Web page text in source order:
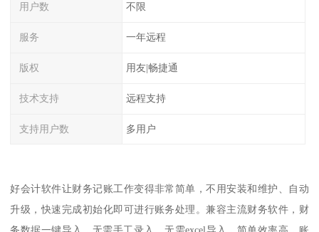
用户数 不限
服务 一年远程
版权 用友|畅捷通
技术支持 远程支持
支持用户数 多用户
好会计软件让财务记账工作变得非常简单，不用安装和维护、自动
升级，快速完成初始化即可进行账务处理。兼容主流财务软件，财